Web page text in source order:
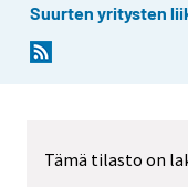
Suurten yritysten
Tämä tilasto on